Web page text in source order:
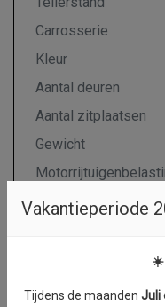
Carrosserie
Kleur
Aantal deuren
Aantal zitplaatsen
Gewicht
Brandstof
Vakantieperiode
☀️
Tijdens de maanden Juli